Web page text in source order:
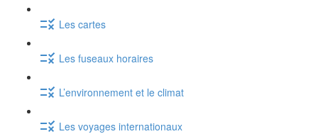
Les cartes
Les fuseaux horaires
L’environnement et le climat
Les voyages internationaux